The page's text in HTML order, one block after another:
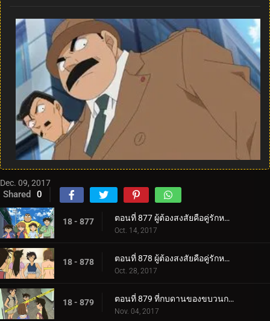
Dec. 09, 2017
Shared 0
18 - 877 ตอนที่ 877 ผู้ต้องสงสัยคือคู่รักหวานแหว๋ว (ตอนแรก)
Oct. 14, 2017
18 - 878 ตอนที่ 878 ผู้ต้องสงสัยคือคู่รักหวานแหว๋ว (ตอนจบ)
Oct. 28, 2017
18 - 879 ตอนที่ 879 ที่กบดานของขบวนการนักสืบเยาวชน
Nov. 04, 2017